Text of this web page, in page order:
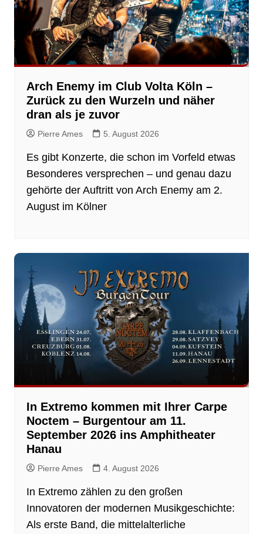
Arch Enemy im Club Volta Köln –
Zurück zu den Wurzeln und näher
dran als je zuvor
Pierre Ames 5. August 2026
Es gibt Konzerte, die schon im Vorfeld etwas
Besonderes versprechen – und genau dazu
gehörte der Auftritt von Arch Enemy am 2.
August im Kölner
In Extremo kommen mit Ihrer Carpe
Noctem – Burgentour am 11.
September 2026 ins Amphitheater
Hanau
Pierre Ames 4. August 2026
In Extremo zählen zu den großen
Innovatoren der modernen Musikgeschichte:
Als erste Band, die mittelalterliche